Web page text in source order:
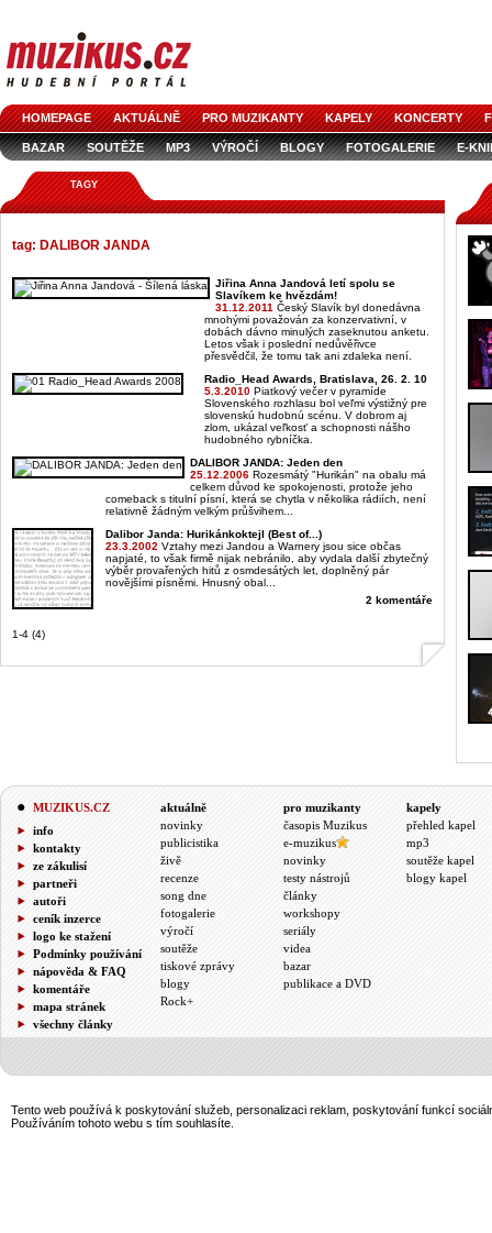
HOMEPAGE AKTUÁLNĚ PRO MUZIKANTY KAPELY KONCERTY
BAZAR SOUTĚŽE MP3 VÝROČÍ BLOGY FOTOGALERIE E-
TAGY
tag: DALIBOR JANDA
Jiřina Anna Jandová letí spolu se
Slavíkem ke hvězdám!
31.12.2011 Český Slavík byl donedávna
mnohými považován za konzervativní, v
dobách dávno minulých zaseknutou anketu.
Letos však i poslední nedůvěřivce
přesvědčil, že tomu tak ani zdaleka není.
Radio_Head Awards, Bratislava, 26. 2. 10
5.3.2010 Piatkový večer v pyramíde
Slovenského rozhlasu bol veľmi výstižný pre
slovenskú hudobnú scénu. V dobrom aj
zlom, ukázal veľkosť a schopnosti nášho
hudobného rybníčka.
DALIBOR JANDA: Jeden den
25.12.2006 Rozesmátý "Hurikán" na obalu má
celkem důvod ke spokojenosti, protože jeho
comeback s titulní písní, která se chytla v několika rádiích, není
relativně žádným velkým průšvihem...
Dalibor Janda: Hurikánkoktejl (Best of...)
23.3.2002 Vztahy mezi Jandou a Warnery jsou sice občas
napjaté, to však firmě nijak nebránilo, aby vydala další zbytečný
výběr provařených hitů z osmdesátých let, doplněný pár
novějšími písněmi. Hnusný obal...
2 komentáře
1-4 (4)
MUZIKUS.CZ
info
kontakty
ze zákulisí
partneři
autoři
ceník inzerce
logo ke stažení
Podmínky používání
nápověda & FAQ
komentáře
mapa stránek
všechny články
aktuálně
novinky
publicistika
živě
recenze
song dne
fotogalerie
výročí
soutěže
tiskové zprávy
blogy
Rock+
pro muzikanty
časopis Muzikus
e-muzikus
novinky
testy nástrojů
články
workshopy
seriály
videa
bazar
publikace a DVD
kapely
přehled kapel
mp3
soutěže kapel
blogy kapel
Tento web používá k poskytování služeb, personalizaci reklam, poskytování funkcí
Používáním tohoto webu s tím souhlasíte.